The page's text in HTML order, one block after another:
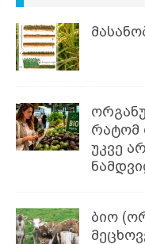
რატომ
უკვე
ბიო